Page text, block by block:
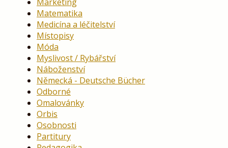
Matematika
Medicína a léčitelství
Místopisy
Móda
Myslivost / Rybářství
Náboženství
Německá - Deutsche Bücher
Odborné
Omalovánky
Orbis
Osobnosti
Partitury